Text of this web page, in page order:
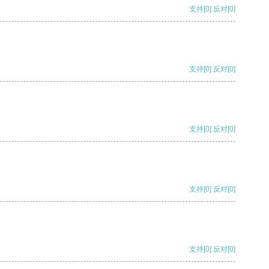
支持[0] 反对[0]
支持[0] 反对[0]
支持[0] 反对[0]
支持[0] 反对[0]
支持[0] 反对[0]